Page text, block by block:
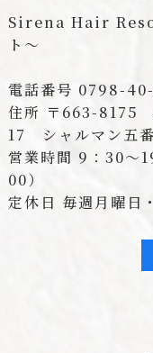
Sirena Hair
ト～
電話番号 0798-
住所 〒663-8175
17 シャルマン五
営業時間 9：30～
00）
定休日 毎週月曜日